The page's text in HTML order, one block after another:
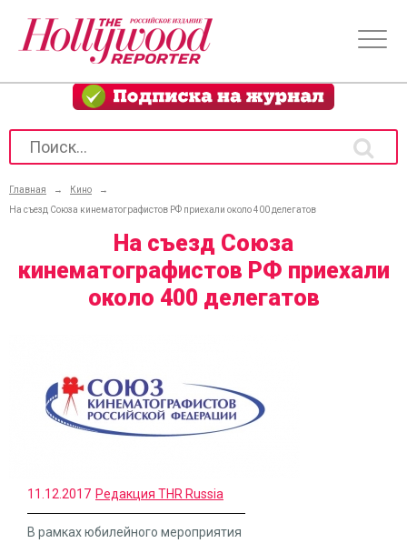
Главная → Кино
→
На съезд Союза кинематографистов РФ приехали около 400 делегатов
На съезд Союза
кинематографистов РФ приехали
около 400 делегатов
11.12.2017 Редакция THR Russia
В рамках юбилейного мероприятия